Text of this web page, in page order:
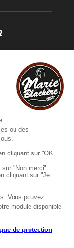
?
des